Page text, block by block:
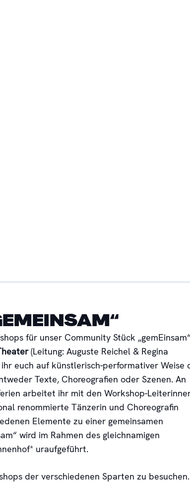
für unser Community Stück
(Leitung: Auguste Reichel & Regina
euch auf künstlerisch-performativer Weise
Texte, Choreografien oder Szenen. An
arbeitet ihr mit den Workshop-
renommierte Tänzerin und Choreografin
Elemente zu einer gemeinsamen
wird im Rahmen des gleichnamigen
uraufgeführt.
der verschiedenen Sparten zu besuchen.